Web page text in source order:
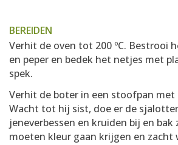
BEREIDEN
Verhit de oven tot 200 ºC. Bestrooi
en peper en bedek het netjes met
spek.
Verhit de boter in een stoofpan met
Wacht tot hij sist, doe er de
jeneverbessen en kruiden bij en bak
moeten kleur gaan krijgen en zacht